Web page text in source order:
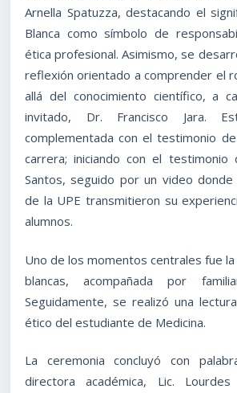
Arnella Spatuzza, destacando el
Blanca como símbolo de
ética profesional. Asimismo, se
reflexión orientado a comprender el
allá del conocimiento científico, a
invitado, Dr. Francisco Jara.
complementada con el testimonio
carrera; iniciando con el testimonio
Santos, seguido por un video donde
de la UPE transmitieron su
alumnos.
Uno de los momentos centrales fue la
blancas, acompañada por
Seguidamente, se realizó una
ético del estudiante de Medicina.
La ceremonia concluyó con
directora académica, Lic.